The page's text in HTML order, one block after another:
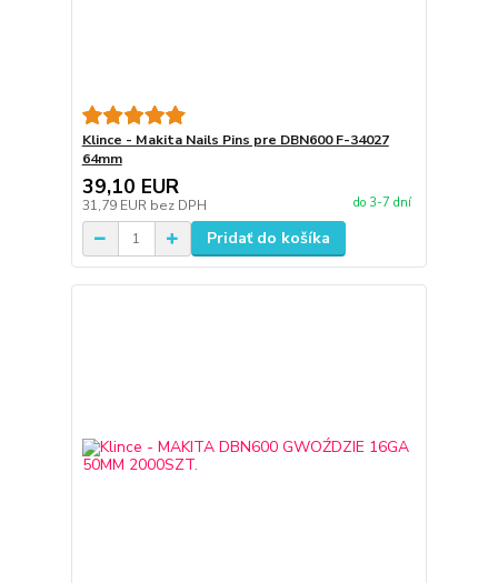
Klince - Makita Nails Pins pre DBN600 F-34027
64mm
39,10 EUR
31,79 EUR bez DPH do 3-7 dní
Pridať do košíka